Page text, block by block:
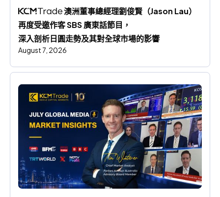
澳洲董事總經理劉俊賢（Jason Lau）
再度受邀作客 SBS 廣東話節目，
深入剖析日圓走勢及其對全球市場的影響
August 7, 2026